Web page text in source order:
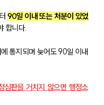
90일 이내 또는 처분이 있었
합니다.
통지되며 늦어도 90일 이내
판을 거치지 않으면 행정소